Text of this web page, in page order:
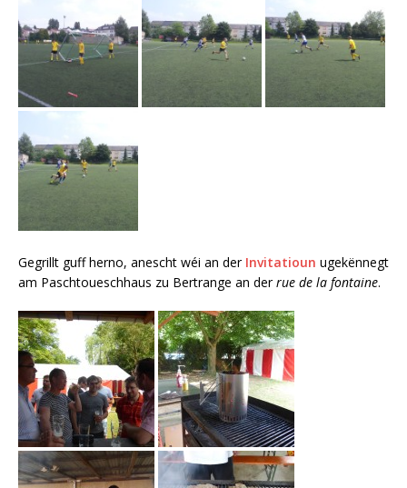
Gegrillt guff herno, anescht wéi an der Invitatioun ugekënnegt
am Paschtoueschhaus zu Bertrange an derrue de la fontaine.